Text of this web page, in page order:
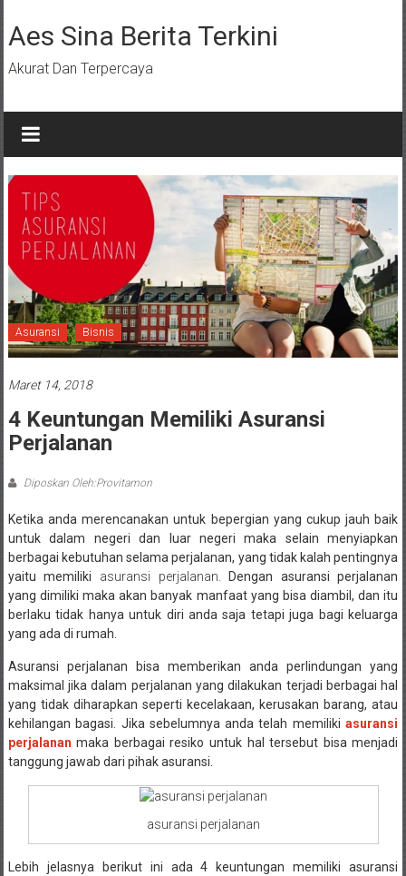
ke
konten
Aes Sina Berita Terkini
Akurat Dan Terpercaya
Asuransi Bisnis
Maret 14, 2018
4 Keuntungan Memiliki Asuransi
Perjalanan
Diposkan Oleh:Provitamon
Ketika anda merencanakan untuk bepergian yang cukup jauh baik
untuk dalam negeri dan luar negeri maka selain menyiapkan
berbagai kebutuhan selama perjalanan, yang tidak kalah pentingnya
yaitu memiliki asuransi perjalanan.
Dengan asuransi perjalanan
yang dimiliki maka akan banyak manfaat yang bisa diambil, dan itu
berlaku tidak hanya untuk diri anda saja tetapi juga bagi keluarga
yang ada di rumah.
Asuransi perjalanan bisa memberikan anda perlindungan yang
maksimal jika dalam perjalanan yang dilakukan terjadi berbagai hal
yang tidak diharapkan seperti kecelakaan, kerusakan barang, atau
kehilangan bagasi. Jika sebelumnya anda telah memilikiasuransi
perjalanan maka berbagai resiko untuk hal tersebut bisa menjadi
tanggung jawab dari pihak asuransi.
asuransi perjalanan
Lebih jelasnya berikut ini ada 4 keuntungan memiliki asuransi